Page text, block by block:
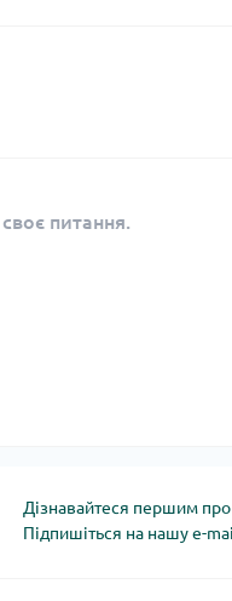
питання.
Дізнавайтеся першим про
Підпишіться на нашу e-